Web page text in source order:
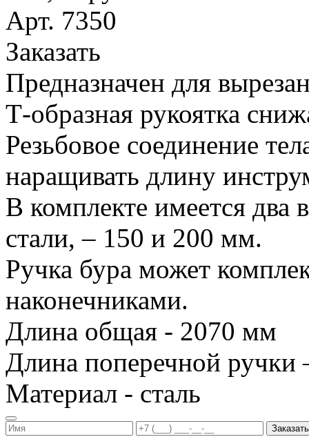
Арт. 7350
Заказать
Предназначен для
Т-образная рукоятка
Резьбовое соединение
наращивать длину
В комплекте имеется два
стали, – 150 и 200 мм.
Ручка бура может
наконечниками.
Длина общая - 2070 мм
Длина поперечной ручки
Материал - сталь
Заказать